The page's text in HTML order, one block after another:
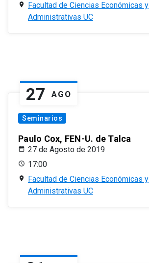
Facultad de Ciencias Económicas y
Administrativas UC
27 AGO
Seminarios
Paulo Cox, FEN-U. de Talca
27 de Agosto de 2019
17:00
Facultad de Ciencias Económicas y
Administrativas UC